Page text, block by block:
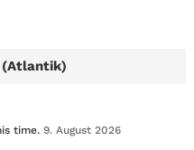
(Atlantik)
time. 9. August 2026